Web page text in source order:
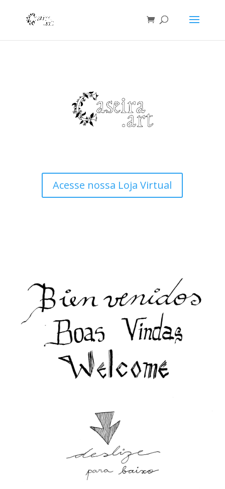
Acesse nossa Loja Virtual